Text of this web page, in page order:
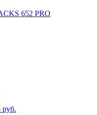
652 PRO
руб.